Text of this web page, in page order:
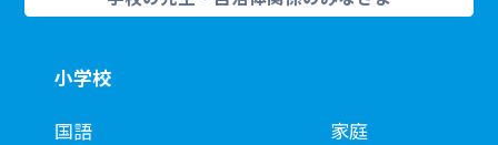
小学校
国語
家庭